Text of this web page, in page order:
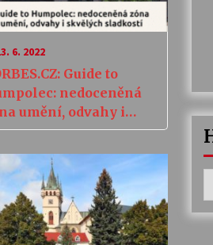
6. 2022
Guide to
nedoceněná
umění, odvahy i
sladkostí